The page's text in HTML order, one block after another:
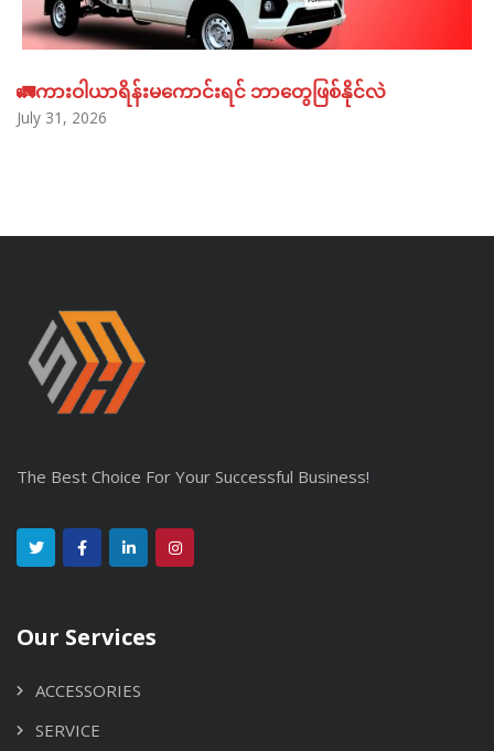
🚛ကားဝါယာရိန်းမကောင်းရင် ဘာတွေဖြစ်နိုင်လဲ
July 31, 2026
The Best Choice For Your Successful Business!
Our Services
ACCESSORIES
SERVICE